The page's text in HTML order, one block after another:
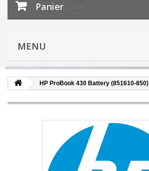
Panier (vide)
MENU
HP ProBook 430 Battery (851610-850)